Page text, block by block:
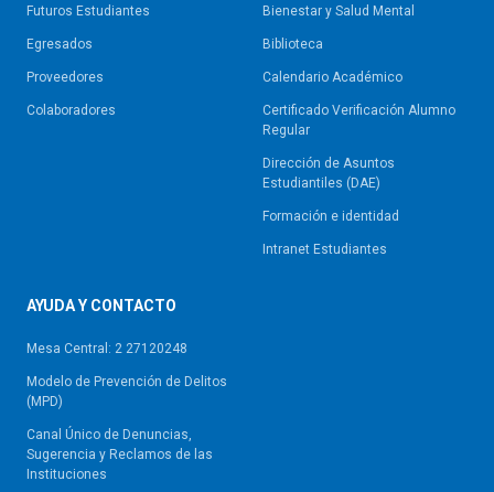
Futuros Estudiantes
Egresados
Proveedores
Colaboradores
Bienestar y Salud Mental
Biblioteca
Calendario Académico
Certificado Verificación Alumno
Regular
Dirección de Asuntos
Estudiantiles (DAE)
Formación e identidad
Intranet Estudiantes
AYUDA Y CONTACTO
Mesa Central: 2 27120248
Modelo de Prevención de Delitos
(MPD)
Canal Único de Denuncias,
Sugerencia y Reclamos de las
Instituciones